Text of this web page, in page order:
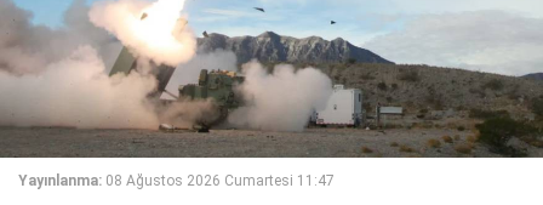
Yayınlanma: 08 Ağustos 2026 Cumartesi 11:47